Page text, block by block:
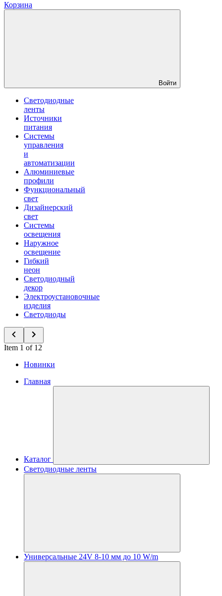
Корзина
Войти
Светодиодные
ленты
Источники
питания
Системы
управления
и
автоматизации
Алюминиевые
профили
Функциональный
свет
Дизайнерский
свет
Системы
освещения
Наружное
освещение
Гибкий
неон
Светодиодный
декор
Электроустановочные
изделия
Светодиоды
Item 1 of 12
Новинки
Главная
Каталог
Светодиодные ленты
Универсальные 24V 8-10 мм до 10 W/m